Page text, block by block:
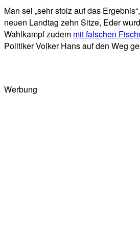
Man sei „sehr stolz auf das
neuen Landtag zehn Sitze, Eder
Wahlkampf zudem mit falschen
Politiker Volker Hans auf den Weg
Werbung